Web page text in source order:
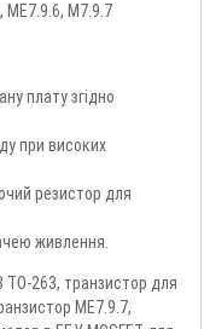
ME7.9.6, M7.9.7
плату згідно
при високих
резистор для
живлення.
TO-263, транзистор для
ME7.9.7,